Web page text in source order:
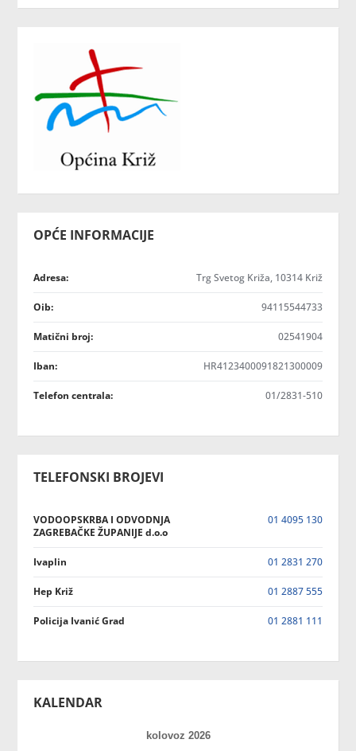
OPĆE INFORMACIJE
Adresa: Trg Svetog Križa, 10314 Križ
Oib: 94115544733
Matični broj: 02541904
Iban: HR4123400091821300009
Telefon centrala: 01/2831-510
TELEFONSKI BROJEVI
VODOOPSKRBA I ODVODNJA
ZAGREBAČKE ŽUPANIJE d.o.o
01 4095 130
Ivaplin 01 2831 270
Hep Križ 01 2887 555
Policija Ivanić Grad 01 2881 111
KALENDAR
kolovoz 2026